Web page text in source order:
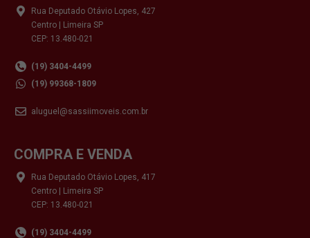
Rua Deputado Otávio Lopes, 427
Centro | Limeira SP
CEP: 13.480-021
(19) 3404-4499
(19) 99368-1809
aluguel@sassiimoveis.com.br
COMPRA E VENDA
Rua Deputado Otávio Lopes, 417
Centro | Limeira SP
CEP: 13.480-021
(19) 3404-4499